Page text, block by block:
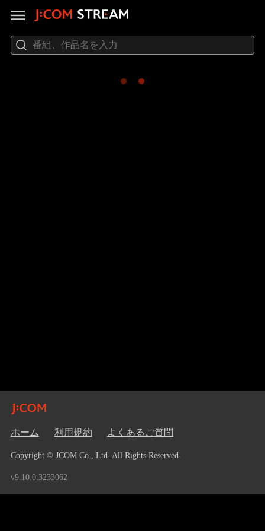
ホーム 利用規約 よくあるご質問
Copyright © JCOM Co., Ltd. All Rights Reserved.
v9.10.0.3233062